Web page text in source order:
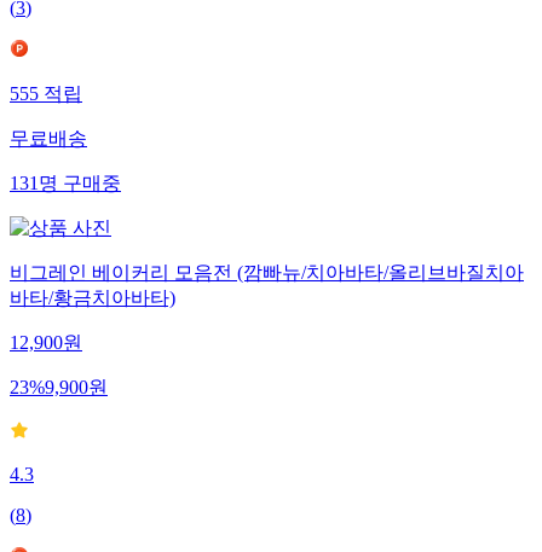
(3)
555적립
무료배송
131명구매중
비그레인 베이커리 모음전 (깜빠뉴/치아바타/올리브바질치아
바타/황금치아바타)
12,900원
23%9,900원
4.3
(8)